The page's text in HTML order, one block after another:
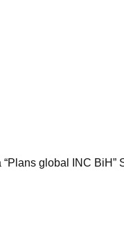
global INC BiH”